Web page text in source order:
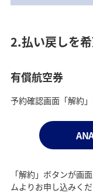
2.払い戻しを
有償航空券
予約確認画面「解約
「解約」ボタンが画
ムよりお申し込みくだ